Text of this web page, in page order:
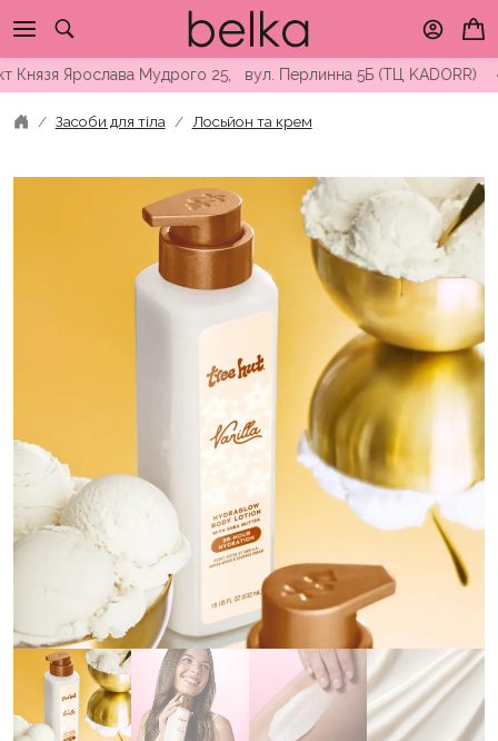
to
content
Мудрого 25, вул. Перлинна 5Б (ТЦ KADORR) ∘
Засоби для тіла Лосьйон та крем